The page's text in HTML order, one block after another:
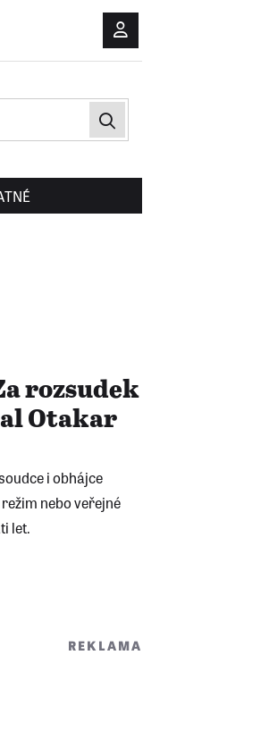
Přihlášení/
rozsudek
Otakar
i obhájce
nebo veřejné
let.
REKLAMA